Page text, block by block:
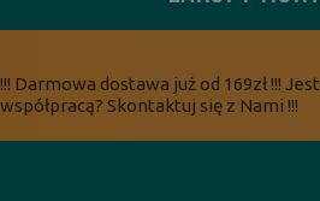
!!! Darmowa dostawa już od 169zł !!!
współpracą? Skontaktuj się z Nami !!!